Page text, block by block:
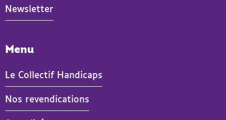
Newsletter
Menu
Le Collectif Handicaps
Nos revendications